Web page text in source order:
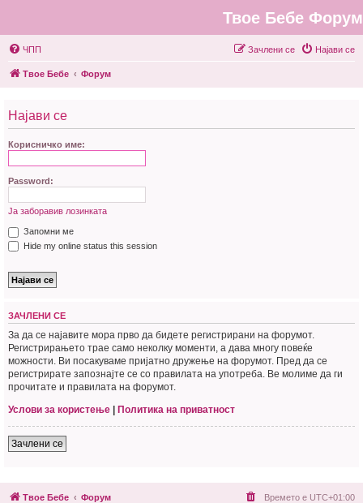
Твое Бебе Форум
ЧПП Најави се
Зачлени се
Твое Бебе Форум
Најави се
Корисничко име:
Password:
Ја заборавив лозинката
Запомни ме
Hide my online status this session
ЗАЧЛЕНИ СЕ
За да се најавите мора прво да бидете регистрирани на форумот.
Регистрирањето трае само неколку моменти, а дава многу повеќе
можности. Ви посакуваме пријатно дружење на форумот. Пред да се
регистрирате запознајте се со правилата на употреба. Ве молиме да ги
прочитате и правилата на форумот.
Услови за користење | Политика на приватност
Зачлени се
Твое Бебе Форум Времето е UTC+01:00